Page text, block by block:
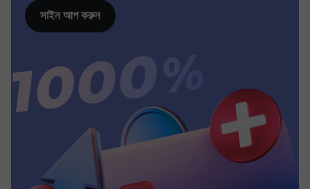
সাইন আপ করুন